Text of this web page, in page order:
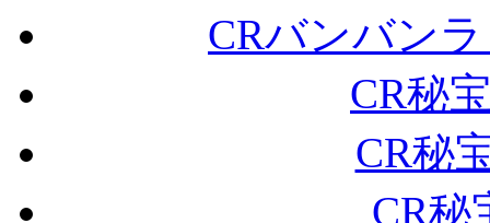
CRバンバン
CR秘
CR秘
CR秘